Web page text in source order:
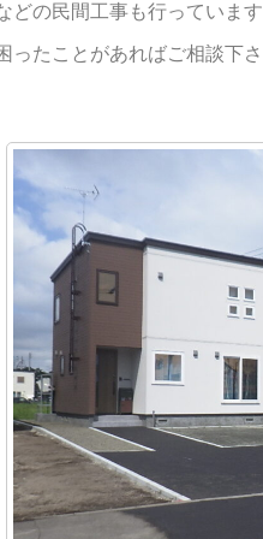
どの民間工事も行っていま
ったことがあればご相談下